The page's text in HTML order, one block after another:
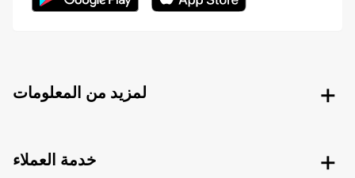
لمزيد من المعلومات
خدمة العملاء